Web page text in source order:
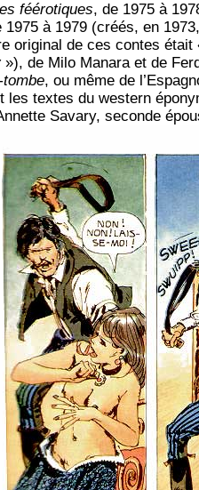
féérotiques, de 1975 à
1975 à 1979 (créés, en
original de ces contes
»), de Milo Manara et de
tombe, ou même de
les textes du western
Savary, seconde